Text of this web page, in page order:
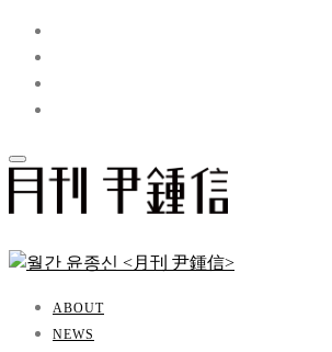
ABOUT
NEWS